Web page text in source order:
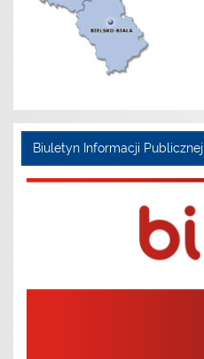
Biuletyn Informacji Publicznej